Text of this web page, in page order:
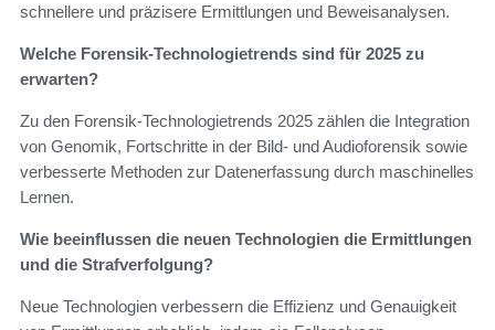
schnellere und präzisere Ermittlungen und Beweisanalysen.
Welche Forensik-Technologietrends sind für 2025 zu
erwarten?
Zu den Forensik-Technologietrends 2025 zählen die Integration
von Genomik, Fortschritte in der Bild- und Audioforensik sowie
verbesserte Methoden zur Datenerfassung durch maschinelles
Lernen.
Wie beeinflussen die neuen Technologien die Ermittlungen
und die Strafverfolgung?
Neue Technologien verbessern die Effizienz und Genauigkeit